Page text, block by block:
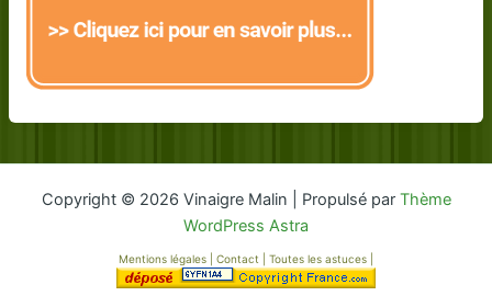
Copyright © 2026 Vinaigre Malin | Propulsé par Thème
WordPress Astra
Mentions légales Contact Toutes les astuces